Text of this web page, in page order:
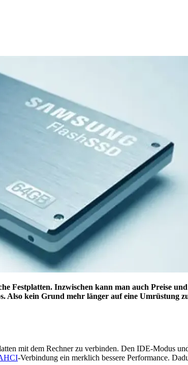
Festplatten. Inzwischen kann man auch Preise
kein Grund mehr länger auf eine Umrüstung
mit dem Rechner zu verbinden. Den IDE-Modus
-Verbindung ein merklich bessere Performance.